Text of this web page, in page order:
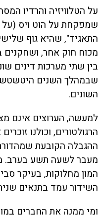
על הטלוויזיה והרדיו
שמפקחת על הוט ויס (על
התאגיד", שהיא גוף
מכוח חוק אחר, ושחקנים
בין שתי מערכות דינים
שבמהלך השנים היטשטשו
השונים.
למעשה, הערוצים אינם
הרגולטורים, וכולנו
ההגבלה הקובעת
מעבר לשעה תשע בערב.
המון מחלוקות, בעיקר
השידור עמד בתנאים
ומי ממנה את החברים